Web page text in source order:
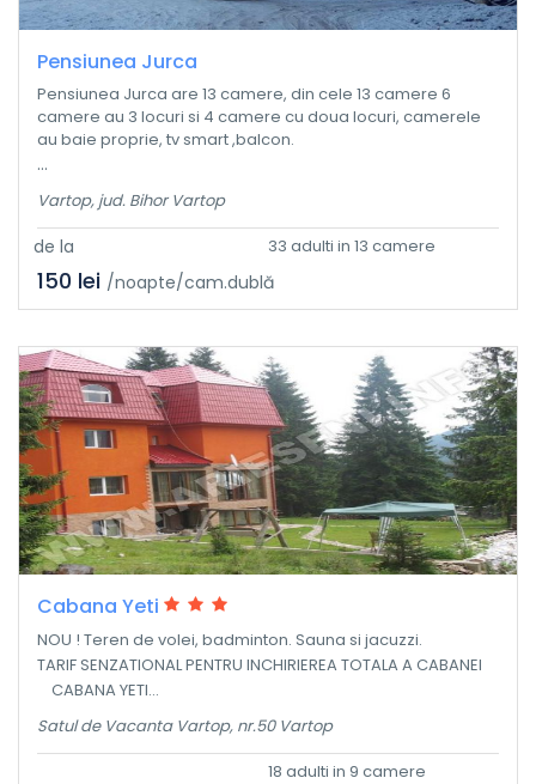
Pensiunea Jurca
Vartop, jud. Bihor Vartop
Pensiunea Jurca are 13 camere, din cele 13 camere 6
camere au 3 locuri si 4 camere cu doua locuri, camerele
au baie proprie, tv smart ,balcon.
...
33 adulti in 13 camere
de la
150 lei /noapte/cam.dublă
Cabana Yeti
Satul de Vacanta Vartop, nr.50 Vartop
NOU ! Teren de volei, badminton. Sauna si jacuzzi.
TARIF SENZATIONAL PENTRU INCHIRIEREA TOTALA A CABANEI
CABANA YETI...
18 adulti in 9 camere